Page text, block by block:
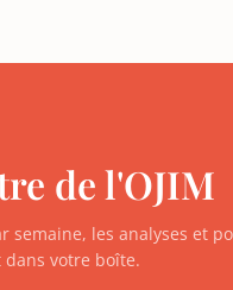
de l'OJIM
semaine, les analyses et
votre boîte.